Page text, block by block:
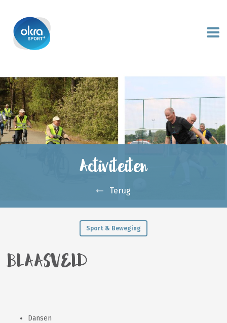
Activiteiten
Terug
Sport & Beweging
BLAASVELD
Dansen